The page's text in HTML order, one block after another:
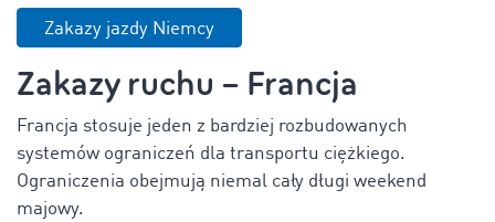
Zakazy jazdy Niemcy
Zakazy ruchu – Francja
Francja stosuje jeden z bardziej rozbudowanych
systemów ograniczeń dla transportu ciężkiego.
Ograniczenia obejmują niemal cały długi weekend
majowy.